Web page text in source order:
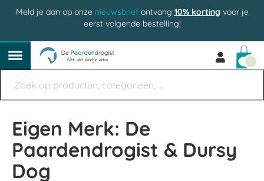
Meld je aan op onze nieuwsbriefontvang 10% korting voor je
eerst volgende bestelling!
Eigen Merk: De
Paardendrogist & Dursy
Dog